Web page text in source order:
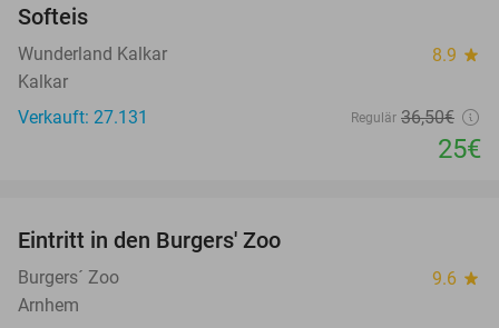
Softeis
Wunderland Kalkar 8.9 star
Kalkar
Verkauft: 27.131
Regulär 36,50€
25€
Eintritt in den Burgers' Zoo
Burgers´ Zoo 9.6 star
Arnhem